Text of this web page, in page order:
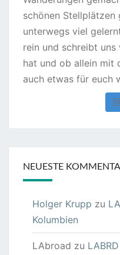
NEUESTE
Holger Krupp zu
Kolumbien
LAbroad zu